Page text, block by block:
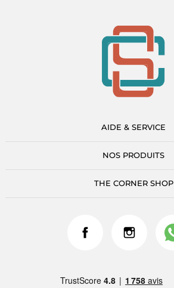
AIDE & SERVICE
NOS PRODUITS
THE CORNER SHOP